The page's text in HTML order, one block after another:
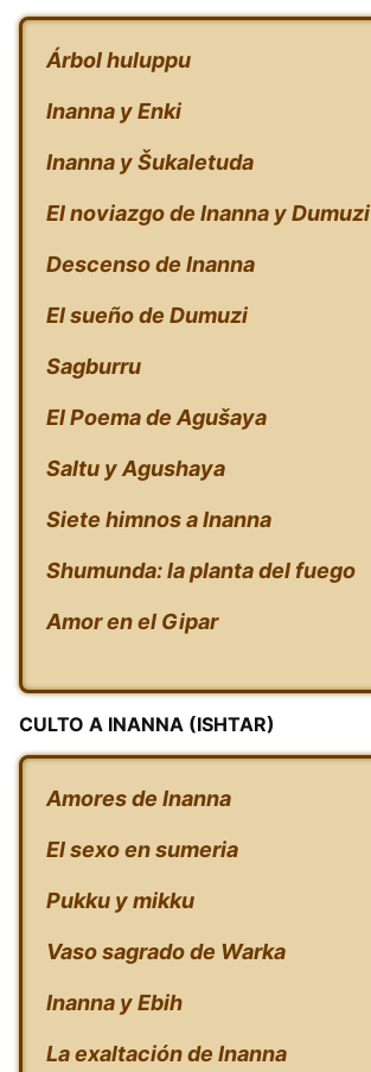
Árbol huluppu
Inanna y Enki
Inanna y Šukaletuda
El noviazgo de Inanna y Dumuzi
Descenso de Inanna
El sueño de Dumuzi
Sagburru
El Poema de Agušaya
Saltu y Agushaya
Siete himnos a Inanna
Shumunda: la planta del fuego
Amor en el Gipar
CULTO A INANNA (ISHTAR)
Amores de Inanna
El sexo en sumeria
Pukku y mikku
Vaso sagrado de Warka
Inanna y Ebih
La exaltación de Inanna